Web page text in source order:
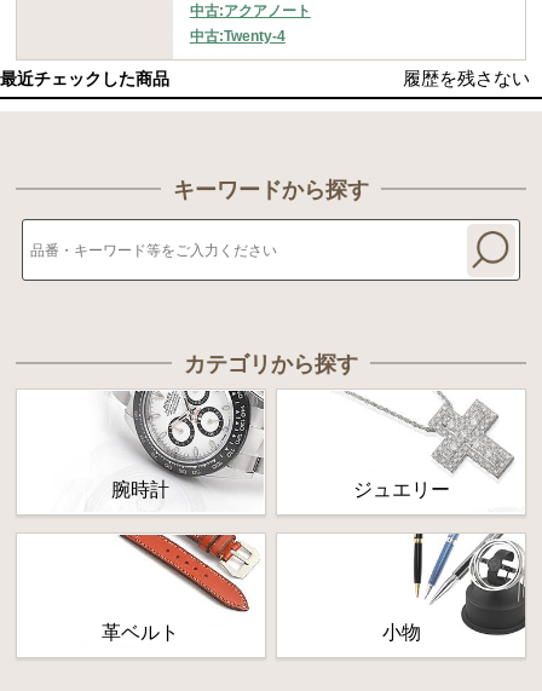
中古:アクアノート
中古:Twenty-4
最近チェックした商品 履歴を残さない
キーワードから探す
カテゴリから探す
腕時計 ジュエリー
革ベルト 小物